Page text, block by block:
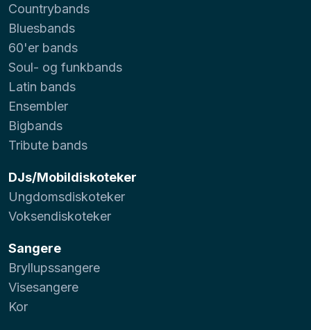
Countrybands
Bluesbands
60'er bands
Soul- og funkbands
Latin bands
Ensembler
Bigbands
Tribute bands
DJs/Mobildiskoteker
Ungdomsdiskoteker
Voksendiskoteker
Sangere
Bryllupssangere
Visesangere
Kor